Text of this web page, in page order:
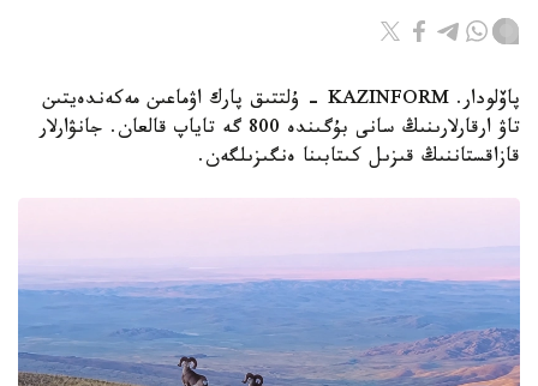
پاۆلودار. KAZINFORM - ۇلتتىق پارك اۋماعىن مەكەندەيتىن
تاۋ ارقارلارىنىڭ سانى بۇگىندە 800 گە تاياپ قالعان. جانۋارلار
قازاقستاننىڭ قىزىل كىتابىنا ەنگىزىلگەن.